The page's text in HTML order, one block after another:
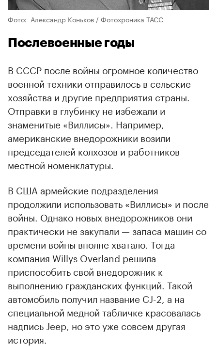
Фото: Александр Коньков / Фотохроника ТАСС
Послевоенные годы
В СССР после войны огромное количество
военной техники отправилось в сельские
хозяйства и другие предприятия страны.
Отправки в глубинку не избежали и
знаменитые «Виллисы». Например,
американские внедорожники возили
председателей колхозов и работников
местной номенклатуры.
В США армейские подразделения
продолжили использовать «Виллисы» и после
войны. Однако новых внедорожников они
практически не закупали — запаса машин со
времени войны вполне хватало. Тогда
компания Willys Overland решила
приспособить свой внедорожник к
выполнению гражданских функций. Такой
автомобиль получил название CJ-2, а на
специальной медной табличке красовалась
надпись Jeep, но это уже совсем другая
история.